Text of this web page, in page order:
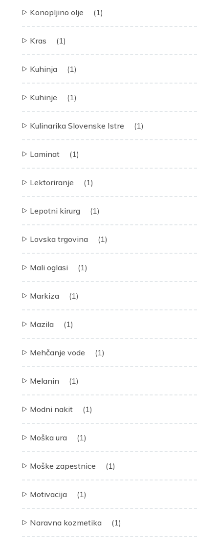
Konopljino olje (1)
Kras (1)
Kuhinja (1)
Kuhinje (1)
Kulinarika Slovenske Istre (1)
Laminat (1)
Lektoriranje (1)
Lepotni kirurg (1)
Lovska trgovina (1)
Mali oglasi (1)
Markiza (1)
Mazila (1)
Mehčanje vode (1)
Melanin (1)
Modni nakit (1)
Moška ura (1)
Moške zapestnice (1)
Motivacija (1)
Naravna kozmetika (1)